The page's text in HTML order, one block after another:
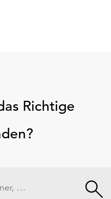
Richtige